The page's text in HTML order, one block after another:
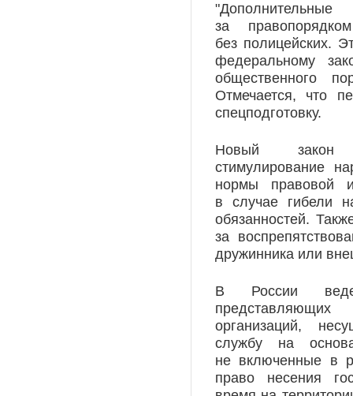
за
без полицейских.
федеральному
общественного
Отмечается, что
спецподготовку.
Новый закон
стимулирование
нормы правовой
в случае гибели
обязанностей.
за
дружинника или
В России
организаций,
службу на
не включенные в
право несения